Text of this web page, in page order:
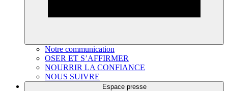
Notre communication
OSER ET S’AFFIRMER
NOURRIR LA CONFIANCE
NOUS SUIVRE
Espace presse